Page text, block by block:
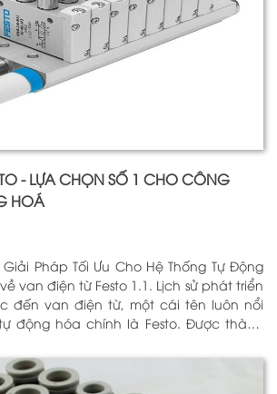
- LỰA CHỌN SỐ 1 CHO CÔNG
HOÁ
Pháp Tối Ưu Cho Hệ Thống Tự Động
động hóa chính là Festo. Được thành